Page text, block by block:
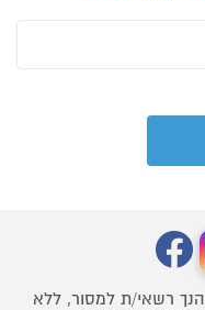
רשאי/ת למסור, ללא